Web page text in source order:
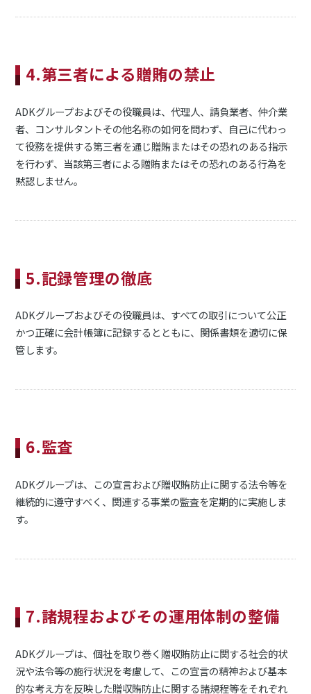
4.第三者による贈賄の禁止
ADKグループおよびその役職員は、代理人、請負業者、仲介業
者、コンサルタントその他名称の如何を問わず、自己に代わっ
て役務を提供する第三者を通じ贈賄またはその恐れのある指示
を行わず、当該第三者による贈賄またはその恐れのある行為を
黙認しません。
5.記録管理の徹底
ADKグループおよびその役職員は、すべての取引について公正
かつ正確に会計帳簿に記録するとともに、関係書類を適切に保
管します。
6.監査
ADKグループは、この宣言および贈収賄防止に関する法令等を
継続的に遵守すべく、関連する事業の監査を定期的に実施しま
す。
7.諸規程およびその運用体制の整備
ADKグループは、個社を取り巻く贈収賄防止に関する社会的状
況や法令等の施行状況を考慮して、この宣言の精神および基本
的な考え方を反映した贈収賄防止に関する諸規程等をそれぞれ